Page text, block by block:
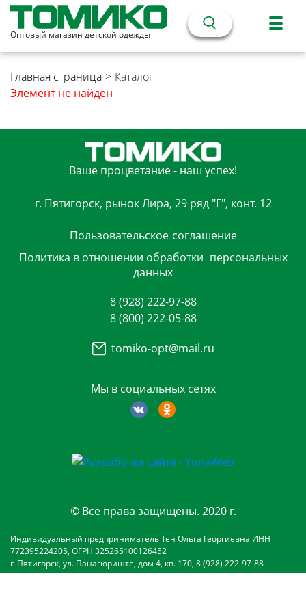
Оптовый магазин детской одежды
Главная страница > Каталог
Элемент не найден
Ваше процветание - наш успех!
г. Пятигорск, рынок Лира, 29 ряд "Г", конт. 12
Пользовательское соглашение
Политика в отношении обработки персональных
данных
Мы в социальных сетях
8 (928) 222-97-88
8 (800) 222-05-88
tomiko-opt@mail.ru
© Все права защищены. 2020 г.
Индивидуальный предприниматель Тен Ольга Георгиевна ИНН
772395224205, ОГРН 325265100126452
г. Пятигорск, ул. Панагюриште, дом 4, кв. 170, 8 (928) 222-97-88